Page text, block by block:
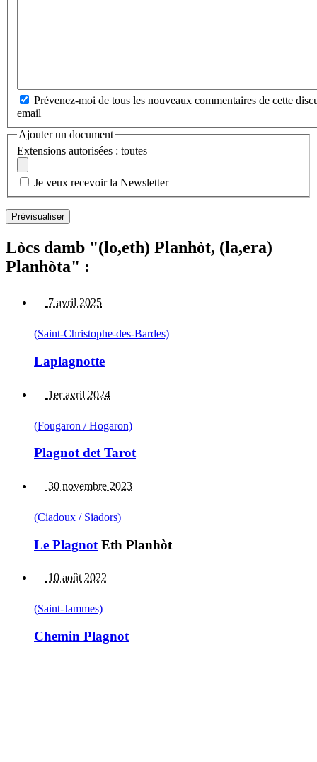
Prévenez-moi de tous les nouveaux commentaires de cette
email
Ajouter un document
Extensions autorisées : toutes
Je veux recevoir la Newsletter
Lòcs damb "(lo,eth) Planhòt, (la,era)
Planhòta" :
7 avril 2025
(Saint-Christophe-des-Bardes)
Laplagnotte
1er avril 2024
(Fougaron / Hogaron)
Plagnot det Tarot
30 novembre 2023
(Ciadoux / Siadors)
Le Plagnot Eth Planhòt
10 août 2022
(Saint-Jammes)
Chemin Plagnot